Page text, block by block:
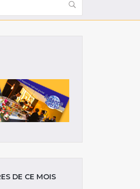
DE CE MOIS